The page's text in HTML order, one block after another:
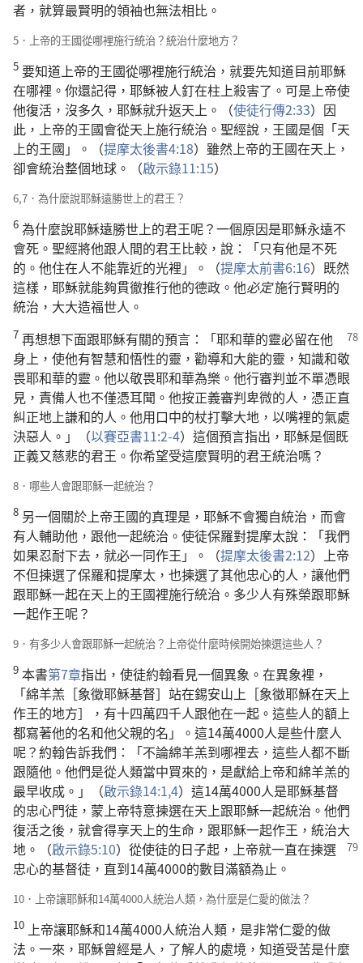
者，就算最賢明的領袖也無法相比。
5．上帝的王國從哪裡施行統治？統治什麼地方？
5 要知道上帝的王國從哪裡施行統治，就要先知道目前耶穌
在哪裡。你還記得，耶穌被人釘在柱上殺害了。可是上帝使
他復活，沒多久，耶穌就升返天上。（使徒行傳2:33）因
此，上帝的王國會從天上施行統治。聖經說，王國是個「天
上的王國」。（提摩太後書4:18）雖然上帝的王國在天上，
卻會統治整個地球。（啟示錄11:15）
6,7．為什麼說耶穌遠勝世上的君王？
6 為什麼說耶穌遠勝世上的君王呢？一個原因是耶穌永遠不
會死。聖經將他跟人間的君王比較，說：「只有他是不死
的。他住在人不能靠近的光裡」。（提摩太前書6:16）既然
這樣，耶穌就能夠貫徹推行他的德政。他必定施行賢明的
統治，大大造福世人。
7 再想想下面跟耶穌有關的預言：「耶和華的靈必留在他
身上，使他有智慧和悟性的靈，勸導和大能的靈，知識和敬
畏耶和華的靈。他以敬畏耶和華為樂。他行審判並不單憑眼
見，責備人也不僅憑耳聞。他按正義審判卑微的人，憑正直
糾正地上謙和的人。他用口中的杖打擊大地，以嘴裡的氣處
決惡人。」（以賽亞書11:2-4）這個預言指出，耶穌是個既
正義又慈悲的君王。你希望受這麼賢明的君王統治嗎？
8．哪些人會跟耶穌一起統治？
8 另一個關於上帝王國的真理是，耶穌不會獨自統治，而會
有人輔助他，跟他一起統治。使徒保羅對提摩太說：「我們
如果忍耐下去，就必一同作王」。（提摩太後書2:12）上帝
不但揀選了保羅和提摩太，也揀選了其他忠心的人，讓他們
跟耶穌一起在天上的王國裡施行統治。多少人有殊榮跟耶穌
一起作王呢？
9．有多少人會跟耶穌一起統治？上帝從什麼時候開始揀選這些人？
9 本書第7章指出，使徒約翰看見一個異象。在異象裡，
「綿羊羔［象徵耶穌基督］站在錫安山上［象徵耶穌在天上
作王的地方］，有十四萬四千人跟他在一起。這些人的額上
都寫著他的名和他父親的名」。這14萬4000人是些什麼人
呢？約翰告訴我們：「不論綿羊羔到哪裡去，這些人都不斷
跟隨他。他們是從人類當中買來的，是獻給上帝和綿羊羔的
最早收成。」（啟示錄14:1,4）這14萬4000人是耶穌基督
的忠心門徒，蒙上帝特意揀選在天上跟耶穌一起統治。他們
復活之後，就會得享天上的生命，跟耶穌一起作王，統治大
地。（啟示錄5:10）從使徒的日子起，上帝就一直在揀選
忠心的基督徒，直到14萬4000的數目滿額為止。
10．上帝讓耶穌和14萬4000人統治人類，為什麼是仁愛的做法？
10 上帝讓耶穌和14萬4000人統治人類，是非常仁愛的做
法。一來，耶穌曾經是人，了解人的處境，知道受苦是什麼